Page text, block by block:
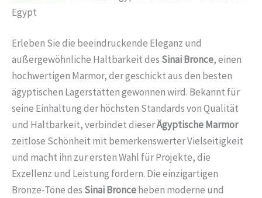
Egypt
Erleben Sie die beeindruckende Eleganz und
außergewöhnliche Haltbarkeit des Sinai Bronce, einen
hochwertigen Marmor, der geschickt aus den besten
ägyptischen Lagerstätten gewonnen wird. Bekannt für
seine Einhaltung der höchsten Standards von Qualität
und Haltbarkeit, verbindet dieserÄgyptische Marmor
zeitlose Schönheit mit bemerkenswerter Vielseitigkeit
und macht ihn zur ersten Wahl für Projekte, die
Exzellenz und Leistung fordern. Die einzigartigen
Bronze-Töne des Sinai Bronceheben moderne und